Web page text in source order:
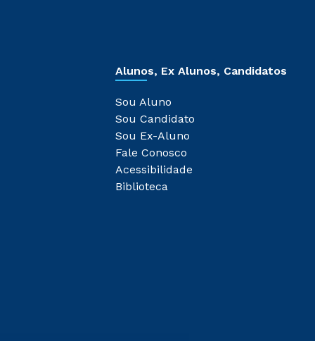
Alunos, Ex Alunos, Candidatos
Sou Aluno
Sou Candidato
Sou Ex-Aluno
Fale Conosco
Acessibilidade
Biblioteca